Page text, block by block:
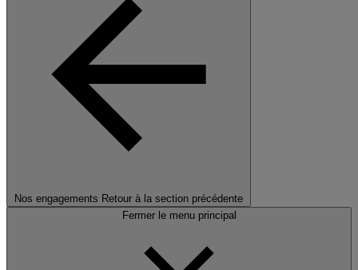
Nos engagements Retour à la section précédente
Fermer le menu principal